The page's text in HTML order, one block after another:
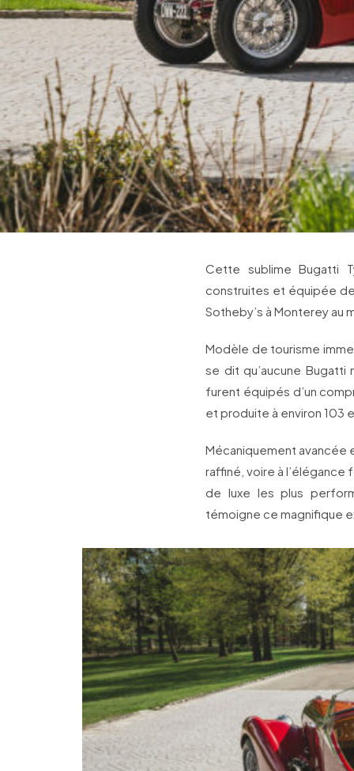
Cette sublime Bugatti
construites et équipée de
Sotheby’s à Monterey au
Modèle de tourisme
se dit qu’aucune Bugatti
furent équipés d’un
et produite à environ 103
Mécaniquement avancée
raffiné, voire à
de luxe les plus
témoigne ce magnifique